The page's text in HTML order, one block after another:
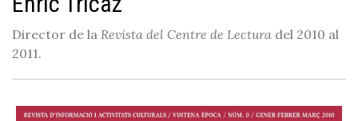
Director de la Revista del Centre de Lectura del 2010 al
2011.